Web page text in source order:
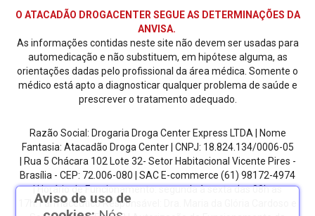
O ATACADÃO DROGACENTER SEGUE AS DETERMINAÇÕES DA
ANVISA.
As informações contidas neste site não devem ser usadas para
automedicação e não substituem, em hipótese alguma, as
orientações dadas pelo profissional da área médica. Somente o
médico está apto a diagnosticar qualquer problema de saúde e
prescrever o tratamento adequado.
Razão Social: Drogaria Droga Center Express LTDA | Nome
Fantasia: Atacadão Droga Center | CNPJ: 18.824.134/0006-05
| Rua 5 Chácara 102 Lote 32- Setor Habitacional Vicente Pires -
Brasília - CEP: 72.006-080 | SAC E-commerce (61) 98172-4974
| Horário de Funcionamento: segunda à sexta das 08h as
17h.Farmacêutico Responsável: Dra. Maria da Glória Cardoso e
Aviso de uso de